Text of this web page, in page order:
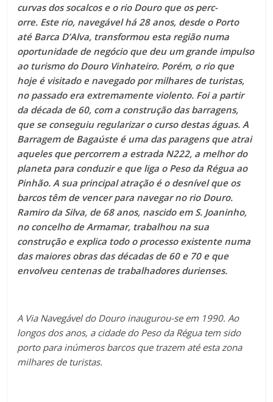
curvas dos soca­­­lcos e o rio Douro que os perc­
orre. Este rio, navegável há 28 anos, desde o Porto
até Barca D’Alva, transformou esta região numa
oportunidade de negócio que deu um grande impulso
ao turismo do Douro Vinhateiro. Porém, o rio que
hoje é visitado e navegado por milhares de turistas,
no passado era extremamente violento. Foi a partir
da década de 60, com a construção das barragens,
que se conseguiu regularizar o curso destas águas. A
Barragem de Bagaúste é uma das paragens que atrai
aqueles que percorrem a estrada N222, a melhor do
planeta para conduzir e que liga o Peso da Régua ao
Pinhão. A sua principal atração é o desnível que os
barcos têm de vencer para navegar no rio Douro.
Ramiro da Silva, de 68 anos, nascido em S. Joaninho,
no concelho de Armamar, trabalhou na sua
construção e explica todo o processo existente numa
das maiores obras das décadas de 60 e 70 e que
envolveu centenas de trabalhadores durienses.
A Via Navegável do Douro inaugurou-se em 1990. Ao
longos dos anos, a cidade do Peso da Régua tem sido
porto para inúmeros barcos que trazem até esta zona
milhares de turistas.